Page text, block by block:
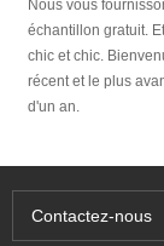
Nous vous
échantillon gratuit.
chic et chic.
récent et le plus
d'un an.
Contactez-nous